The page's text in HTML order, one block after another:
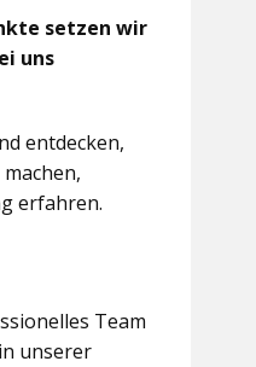
setzen wir
uns
entdecken,
erfahren.
Team
unserer